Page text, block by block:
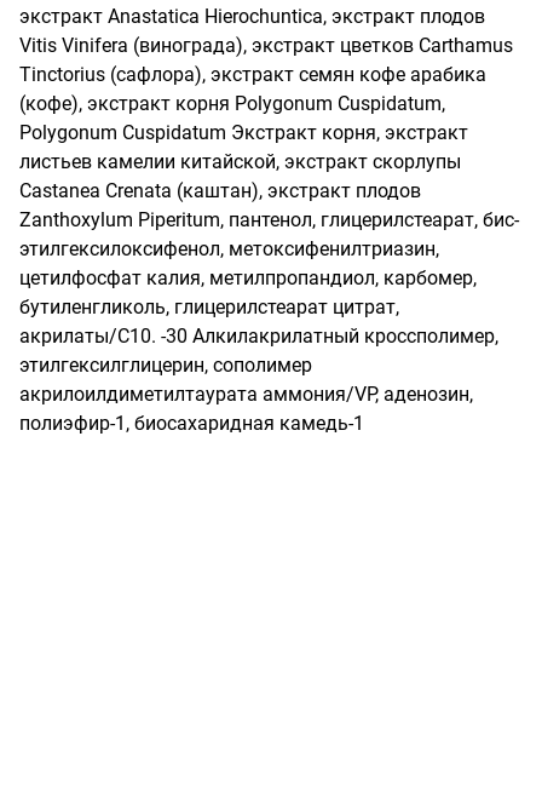
экстракт Anastatica Hierochuntica, экстракт плодов
Vitis Vinifera (винограда), экстракт цветков Carthamus
Tinctorius (сафлора), экстракт семян кофе арабика
(кофе), экстракт корня Polygonum Cuspidatum,
Polygonum Cuspidatum Экстракт корня, экстракт
листьев камелии китайской, экстракт скорлупы
Castanea Crenata (каштан), экстракт плодов
Zanthoxylum Piperitum, пантенол, глицерилстеарат, бис-
этилгексилоксифенол, метоксифенилтриазин,
цетилфосфат калия, метилпропандиол, карбомер,
бутиленгликоль, глицерилстеарат цитрат,
акрилаты/C10. -30 Алкилакрилатный кроссполимер,
этилгексилглицерин, сополимер
акрилоилдиметилтаурата аммония/VP, аденозин,
полиэфир-1, биосахаридная камедь-1